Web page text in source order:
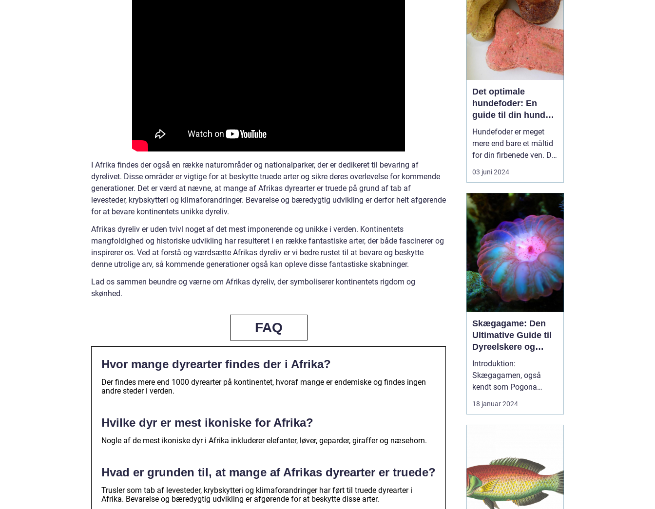
I Afrika findes der også en række naturområder og nationalparker, der er dedikeret til bevaring af
dyrelivet. Disse områder er vigtige for at beskytte truede arter og sikre deres overlevelse for kommende
generationer. Det er værd at nævne, at mange af Afrikas dyrearter er truede på grund af tab af
levesteder, krybskytteri og klimaforandringer. Bevarelse og bæredygtig udvikling er derfor helt afgørende
for at bevare kontinentets unikke dyreliv.
Afrikas dyreliv er uden tvivl noget af det mest imponerende og unikke i verden. Kontinentets
mangfoldighed og historiske udvikling har resulteret i en række fantastiske arter, der både fascinerer og
inspirerer os. Ved at forstå og værdsætte Afrikas dyreliv er vi bedre rustet til at bevare og beskytte
denne utrolige arv, så kommende generationer også kan opleve disse fantastiske skabninger.
Lad os sammen beundre og værne om Afrikas dyreliv, der symboliserer kontinentets rigdom og
skønhed.
FAQ
Hvor mange dyrearter findes der i Afrika?
Der findes mere end 1000 dyrearter på kontinentet, hvoraf mange er endemiske og findes ingen
andre steder i verden.
Hvilke dyr er mest ikoniske for Afrika?
Nogle af de mest ikoniske dyr i Afrika inkluderer elefanter, løver, geparder, giraffer og næsehorn.
Hvad er grunden til, at mange af Afrikas dyrearter er truede?
Trusler som tab af levesteder, krybskytteri og klimaforandringer har ført til truede dyrearter i
Afrika. Bevarelse og bæredygtig udvikling er afgørende for at beskytte disse arter.
grundlæ...
Det optimale
hundefoder: En
guide til din hunds
ernæring
Hundefoder er meget
mere end bare et måltid
for din firbenede ven. Det
er fundamentet for en
sund livsstil og lang
sammensætning af
foderet kan sikre, at din
hund forbliver energisk,
opretholder en sund
vægt og får alle de
nødvend...
03 juni 2024
Skægagame: Den
Ultimative Guide til
Dyreelskere og
Dyreejere
Introduktion:
Skægagamen, også
kendt som Pogona
vitticeps, er en
fascinerende krybdyrart
Denne artikel vil dykke
ned i de vigtigste
aspekter af
skægagamens liv,
herunder dens adfærd,
18 januar 2024